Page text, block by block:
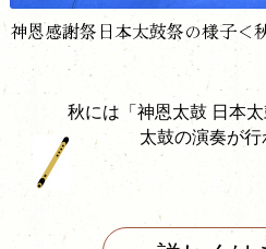
神恩感謝祭日本太鼓祭の様子＜
秋には「神恩太鼓 日本太
太鼓の演奏が行